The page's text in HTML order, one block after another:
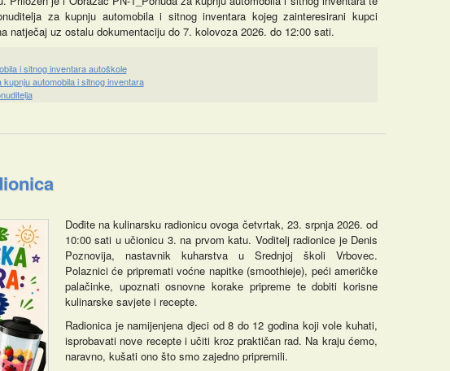
za kupnju automobila i sitnog inventara kojeg zainteresirani kupci
natječaj uz ostalu dokumentaciju do 7. kolovoza 2026. do 12:00 sati.
i sitnog inventara autoškole
automobila i sitnog inventara
Dođite na kulinarsku radionicu ovoga četvrtak, 23. srpnja 2026. od
10:00 sati u učionicu 3. na prvom katu. Voditelj radionice je Denis
Poznovija, nastavnik kuharstva u Srednjoj školi Vrbovec.
Polaznici će pripremati voćne napitke (smoothieje), peći američke
palačinke, upoznati osnovne korake pripreme te dobiti korisne
kulinarske savjete i recepte.
Radionica je namijenjena djeci od 8 do 12 godina koji vole kuhati,
isprobavati nove recepte i učiti kroz praktičan rad. Na kraju ćemo,
naravno, kušati ono što smo zajedno pripremili.